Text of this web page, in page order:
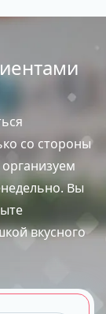
со стороны
Вы
вкусного